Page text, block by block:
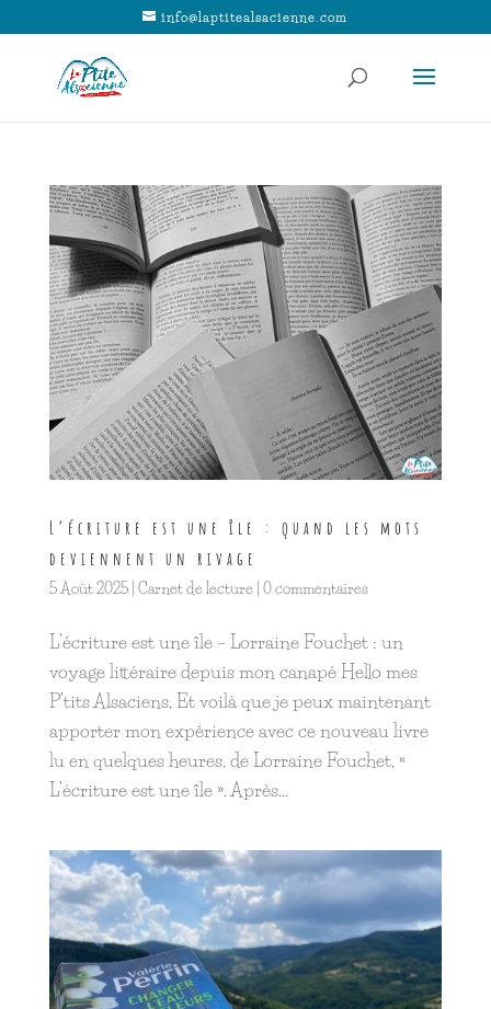
info@laptitealsacienne.com
L’écriture est une île : quand les mots
deviennent un rivage
5 Août 2025| Carnet de lecture 0 commentaires
L’écriture est une île – Lorraine Fouchet : un
voyage littéraire depuis mon canapé Hello mes
P’tits Alsaciens, Et voilà que je peux maintenant
apporter mon expérience avec ce nouveau livre
lu en quelques heures, de Lorraine Fouchet, «
L’écriture est une île ». Après...